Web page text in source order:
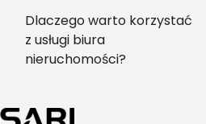
Dlaczego warto korzystać
z usługi biura
nieruchomości?